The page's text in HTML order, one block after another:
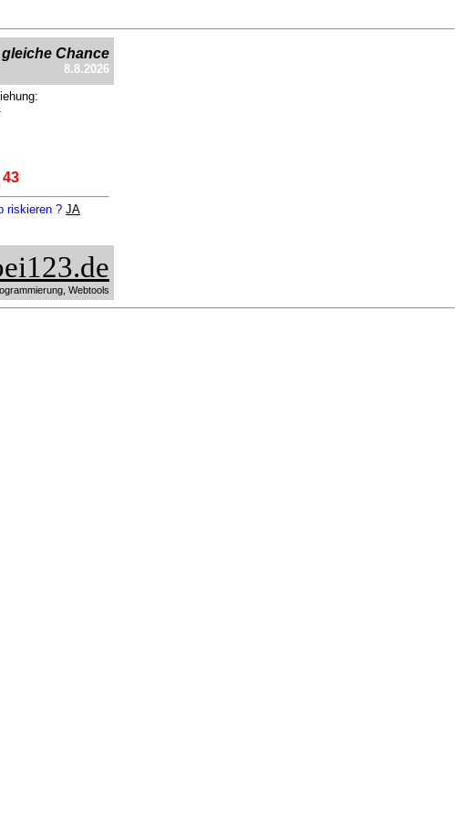
Chance
8.8.2026
43
riskieren ? JA
Webtools